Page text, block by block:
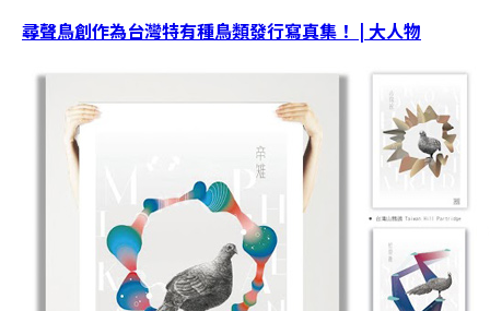
尋聲鳥創作為台灣特有種鳥類發行寫真集！ | 大人物